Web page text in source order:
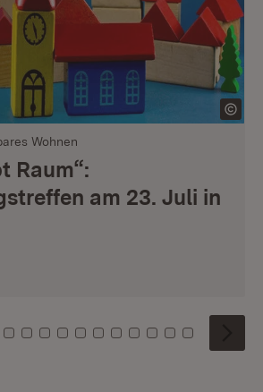
Wohnen
Raum“:
am 23. Juli in
0 1 2
Kachel: 3
Zu Kachel: 4
Zu Kachel: 5
Zu Kachel: 6
Zu Kachel: 7
Zu Kachel: 8
Zu Kachel: 9
Zu Kachel: 10
Zu Kachel: 11
Zu Kachel: 12
Zu Kachel:
Zu